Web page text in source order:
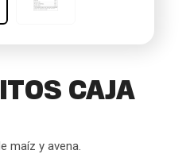
CAJA
maíz y avena.